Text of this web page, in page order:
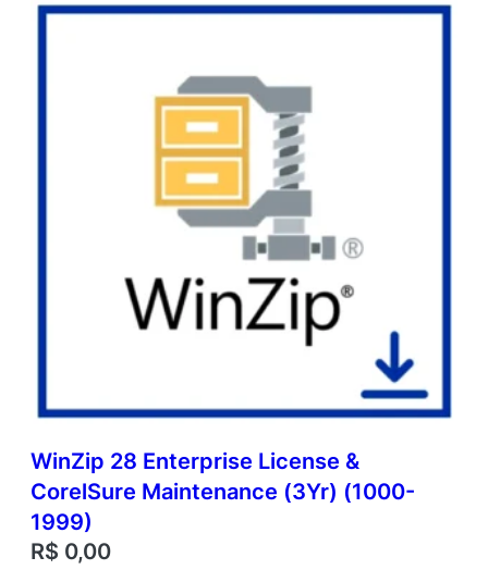
WinZip 28 Enterprise License &
CorelSure Maintenance (3Yr) (1000-
1999)
R$ 0,00